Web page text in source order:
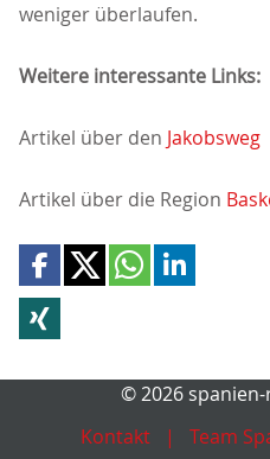
weniger überlaufen.
Weitere interessante Links:
Artikel über den Jakobsweg
Artikel über die Region
© 2026
Kontakt
Team